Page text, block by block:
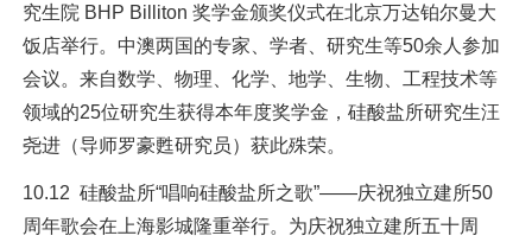
究生院 BHP Billiton 奖学金颁奖仪式在北京万达铂尔曼大
饭店举行。中澳两国的专家、学者、研究生等50余人参加
会议。来自数学、物理、化学、地学、生物、工程技术等
领域的25位研究生获得本年度奖学金，硅酸盐所研究生汪
尧进（导师罗豪甦研究员）获此殊荣。
10.12 硅酸盐所“唱响硅酸盐所之歌”——庆祝独立建所50
周年歌会在上海影城隆重举行。为庆祝独立建所五十周